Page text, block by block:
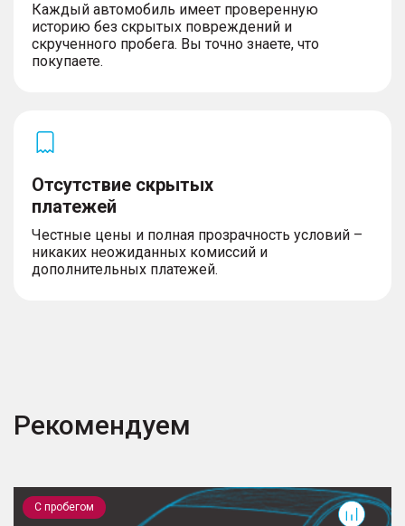
Каждый автомобиль имеет проверенную
историю без скрытых повреждений и
скрученного пробега. Вы точно знаете, что
покупаете.
Отсутствие скрытых
платежей
Честные цены и полная прозрачность условий –
никаких неожиданных комиссий и
дополнительных платежей.
Рекомендуем
С пробегом
TXL